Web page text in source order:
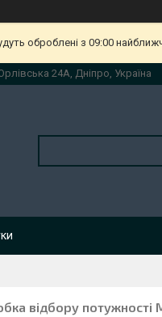
оброблені з 09:00
24А, Дніпро, Україна
відбору потужності